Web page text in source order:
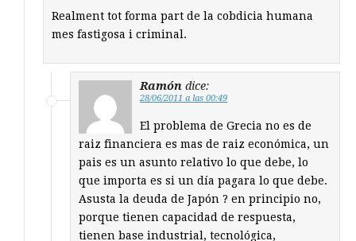
Realment tot forma part de la cobdicia humana
mes fastigosa i criminal.
Ramón dice:
28/06/2011 a las 00:49
El problema de Grecia no es de
raiz financiera es mas de raiz económica, un
pais es un asunto relativo lo que debe, lo
que importa es si un día pagara lo que debe.
Asusta la deuda de Japón ? en principio no,
porque tienen capacidad de respuesta,
tienen base industrial, tecnológica,